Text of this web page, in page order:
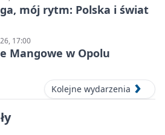
mój rytm: Polska i świat
17:00
Mangowe w Opolu
Kolejne wydarzenia